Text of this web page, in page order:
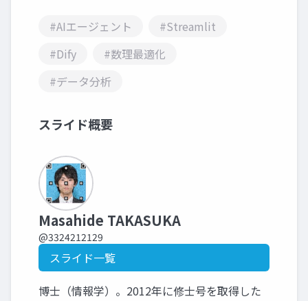
#AIエージェント
#Streamlit
#Dify
#数理最適化
#データ分析
スライド概要
Masahide TAKASUKA
@3324212129
スライド一覧
博士（情報学）。2012年に修士号を取得した